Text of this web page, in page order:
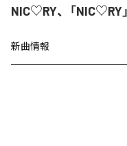
NIC♡RY、「NIC♡RY
新曲情報